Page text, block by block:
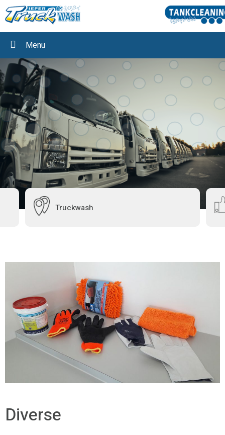
Menu
Truckwash
Diverse